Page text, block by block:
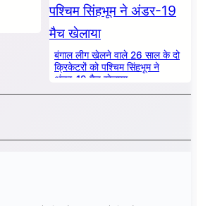
बंगाल लीग खेलने वाले 26 साल के दो
क्रिकेटरों को पश्चिम सिंहभूम ने
अंडर-19 मैच खेलाया